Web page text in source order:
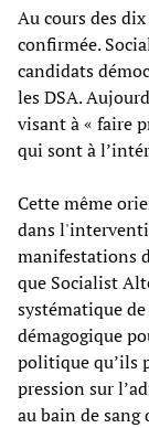
Au cours des
confirmée.
candidats
les DSA.
visant à « faire
qui sont à
Cette même
dans
manifestations
que Socialist
systématique
démagogique
politique qu’ils
pression sur
au bain de sang